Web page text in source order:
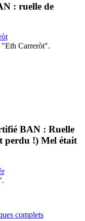
: ruelle de
Carreròt".
BAN : Ruelle
perdu !) Mel était
complets